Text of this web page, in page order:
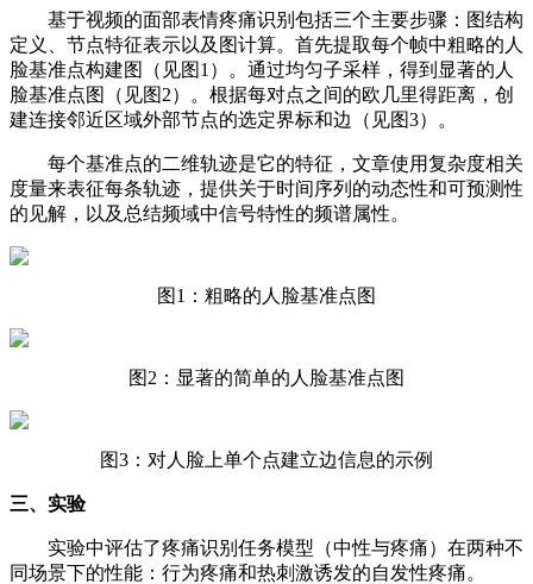
基于视频的面部表情疼痛识别包括三个主要步骤：图结构
定义、节点特征表示以及图计算。首先提取每个帧中粗略的人
脸基准点构建图（见图1）。通过均匀子采样，得到显著的人
脸基准点图（见图2）。根据每对点之间的欧几里得距离，创
建连接邻近区域外部节点的选定界标和边（见图3）。
每个基准点的二维轨迹是它的特征，文章使用复杂度相关
度量来表征每条轨迹，提供关于时间序列的动态性和可预测性
的见解，以及总结频域中信号特性的频谱属性。
图1：粗略的人脸基准点图
图2：显著的简单的人脸基准点图
图3：对人脸上单个点建立边信息的示例
三、实验
实验中评估了疼痛识别任务模型（中性与疼痛）在两种不
同场景下的性能：行为疼痛和热刺激诱发的自发性疼痛。